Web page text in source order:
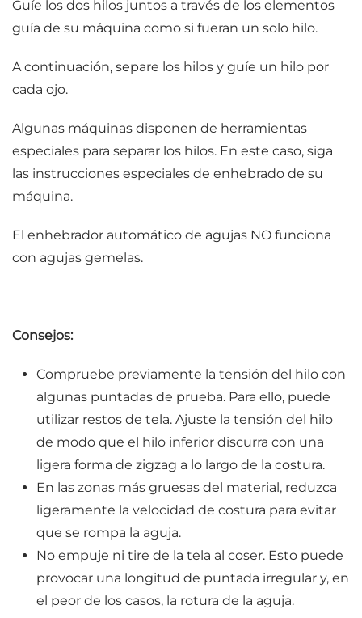
Guíe los dos hilos juntos a través de los elementos
guía de su máquina como si fueran un solo hilo.
A continuación, separe los hilos y guíe un hilo por
cada ojo.
Algunas máquinas disponen de herramientas
especiales para separar los hilos. En este caso, siga
las instrucciones especiales de enhebrado de su
máquina.
El enhebrador automático de agujas NO funciona
con agujas gemelas.
Consejos:
Compruebe previamente la tensión del hilo con
algunas puntadas de prueba. Para ello, puede
utilizar restos de tela. Ajuste la tensión del hilo
de modo que el hilo inferior discurra con una
ligera forma de zigzag a lo largo de la costura.
En las zonas más gruesas del material, reduzca
ligeramente la velocidad de costura para evitar
que se rompa la aguja.
No empuje ni tire de la tela al coser. Esto puede
provocar una longitud de puntada irregular y, en
el peor de los casos, la rotura de la aguja.